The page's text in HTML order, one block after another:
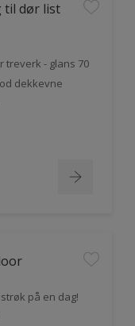
til dør list
treverk - glans 70
dekkevne
på en dag!